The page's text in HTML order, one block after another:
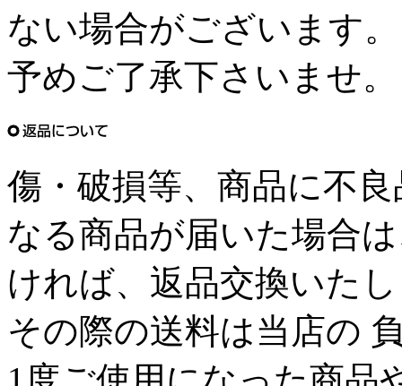
ない場合がございます。
予めご了承下さいませ。
傷・破損等、商品に不
なる商品が届いた場合
ければ、返品交換いた
その際の送料は当店の